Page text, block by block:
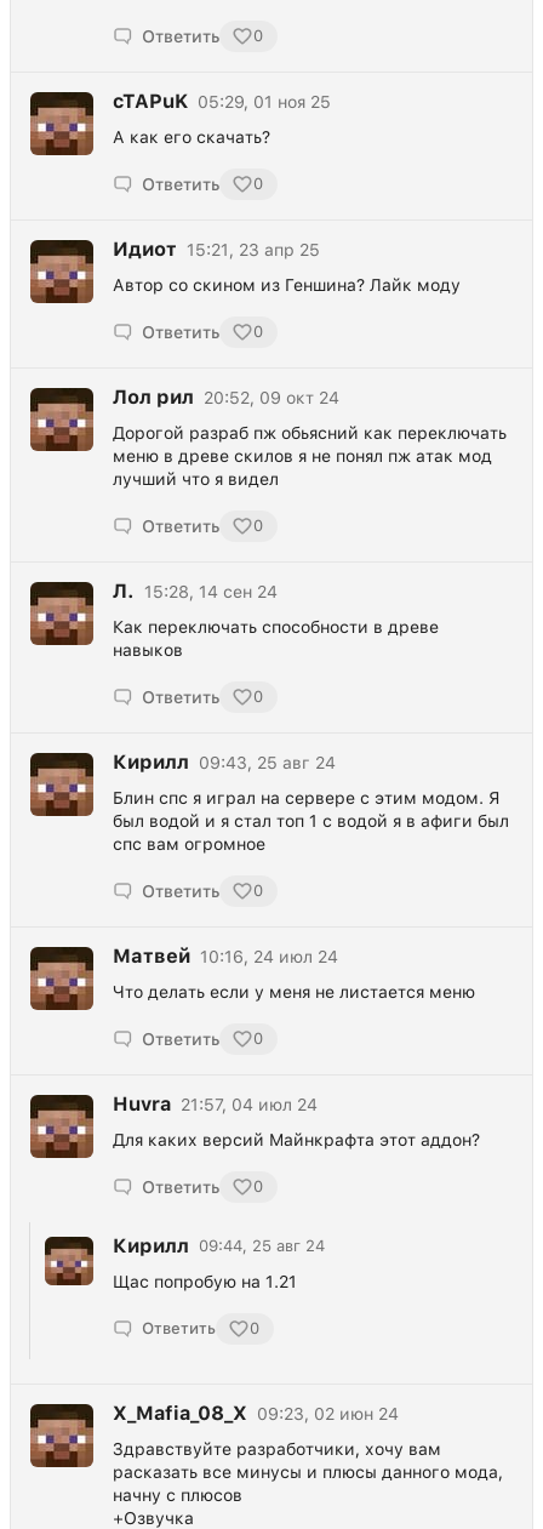
Ответить 0
cTAPuK 05:29, 01 ноя 25
А как его скачать?
Ответить 0
Идиот
15:21, 23 апр 25
Автор со скином из Геншина? Лайк моду
Ответить 0
Лол рил
20:52, 09 окт 24
Дорогой разраб пж обьясний как переключать
меню в древе скилов я не понял пж атак мод
лучший что я видел
Ответить 0
Л.
15:28, 14 сен 24
Как переключать способности в древе
навыков
Ответить 0
Кирилл
09:43, 25 авг 24
Блин спс я играл на сервере с этим модом. Я
был водой и я стал топ 1 с водой я в афиги был
спс вам огромное
Ответить 0
Матвей 10:16, 24 июл 24
Что делать если у меня не листается меню
Ответить 0
Huvra 21:57, 04 июл 24
Для каких версий Майнкрафта этот аддон?
Ответить 0
Кирилл 09:44, 25 авг 24
Щас попробую на 1.21
Ответить 0
X_Mafia_08_X
09:23, 02 июн 24
Здравствуйте разработчики, хочу вам
расказать все минусы и плюсы данного мода,
начну с плюсов
+Озвучка